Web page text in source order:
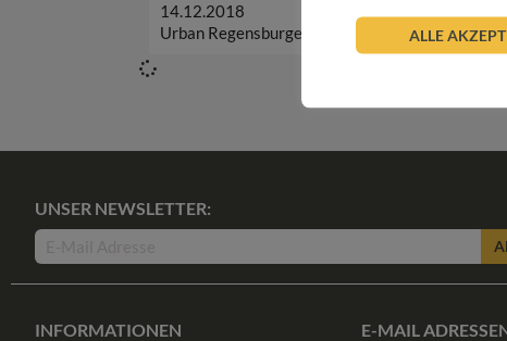
14.12.2018
Urban Regensburger
UNSER NEWSLETTER:
INFORMATIONEN E-MAIL
ALLE